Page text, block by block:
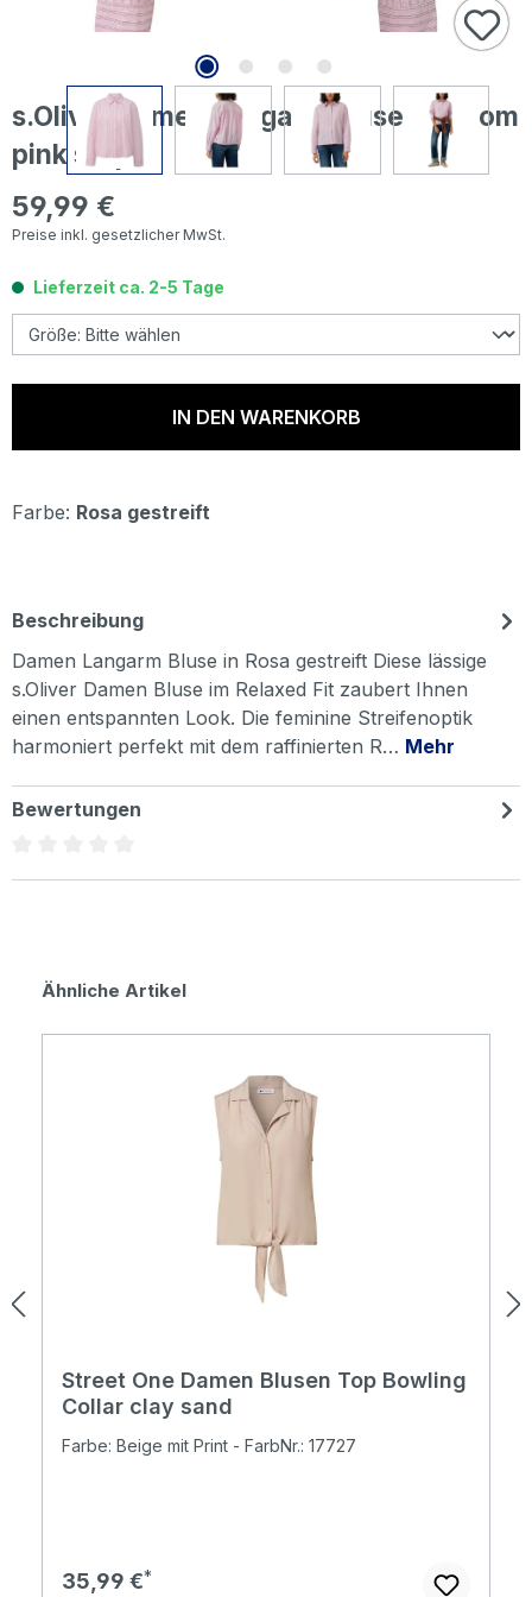
s.Oliver Damen Langarm Bluse blossom
pink stripe
Regulärer Preis:
59,99 €
Preise inkl. gesetzlicher MwSt.
Lieferzeit ca. 2-5 Tage
IN DEN WARENKORB
Farbe: Rosa gestreift
Beschreibung
Damen Langarm Bluse in Rosa gestreift Diese lässige
s.Oliver Damen Bluse im Relaxed Fit zaubert Ihnen
einen entspannten Look. Die feminine Streifenoptik
harmoniert perfekt mit dem raffinierten R… Mehr
Bewertungen
Produktgalerie überspringen
Ähnliche Artikel
Street One Damen Blusen Top Bowling
Collar clay sand
Farbe: Beige mit Print - FarbNr.: 17727
Regulärer Preis:
35,99 €